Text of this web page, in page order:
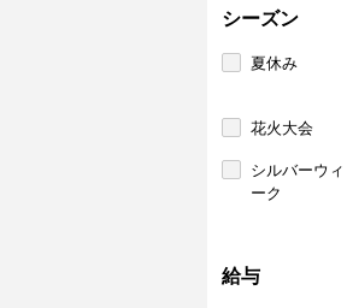
シーズン
夏休み
花火大会
シルバーウィ
ーク
給与